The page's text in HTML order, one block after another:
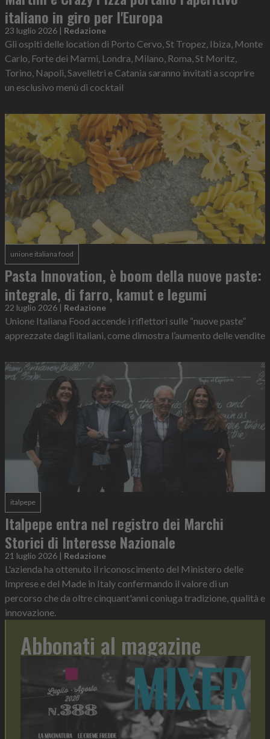
italiano in giro per l'Europa
23 luglio 2026 | Redazione
Gli ospiti delle location di Porto Cervo, St Tropez, Ibiza, Monte
Carlo, Forte dei Marmi, Londra, Milano, Roma, St Moritz,
Torino, Napoli, Savelletri e Catania saranno invitati a scoprire
un esclusivo menù di cocktail
unione italiana food
Pasta Innovation, è boom della nuove paste:
integrale, di farro, kamut e legumi
22 luglio 2026 | Redazione
Unione Italiana Food accende i riflettori sulle “nuove paste”
apprezzate dagli italiani, come dimostra l’aumento delle vendite
italpepe
Italpepe entra nel registro dei Marchi
Storici di Interesse Nazionale
21 luglio 2026 | Redazione
L'azienda ha ottenuto il riconoscimento del Ministero delle
Imprese e del Made in Italy confermando il valore di un
percorso che da oltre cinquant'anni coniuga tradizione, qualità e
innovazione.
Abbonati al magazine